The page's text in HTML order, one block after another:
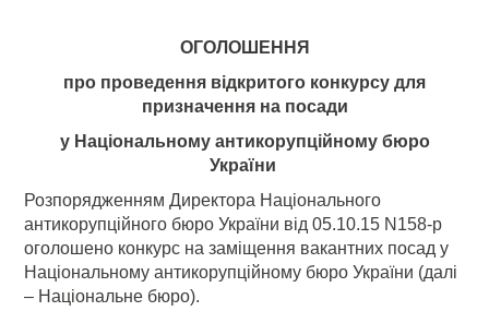
ОГОЛОШЕННЯ
про проведення відкритого конкурсу для
призначення на посади
у Національному антикорупційному бюро
України
Розпорядженням Директора Національного
антикорупційного бюро України від 05.10.15 N158-р
оголошено конкурс на заміщення вакантних посад у
Національному антикорупційному бюро України (далі
– Національне бюро).